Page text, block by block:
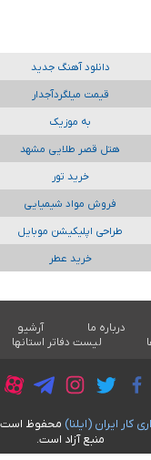
دانلود آهنگ جدید
قیمت میلگردآجدار
به موزیک
هتل قصر طلایی مشهد
خرید تور
فروش مواد شیمیایی
طراحی اپلیکیشن موبایل
خرید عطر
درباره ما آرشیو
لیست دفاتر استانها
کار ايران (ايلنا) محفوظ است.
منبع آزاد است.